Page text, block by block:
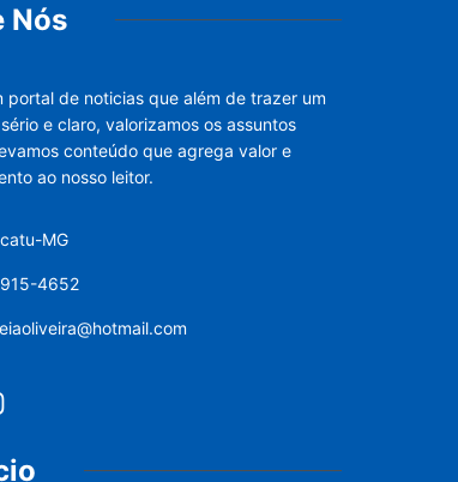
Nós
portal de noticias que além de trazer um
e claro, valorizamos os assuntos
conteúdo que agrega valor e
ao nosso leitor.
MG
4652